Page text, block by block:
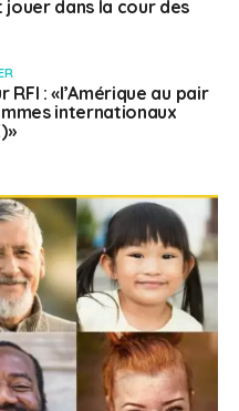
dans la cour des
RFI : «l’Amérique au pair
internationaux